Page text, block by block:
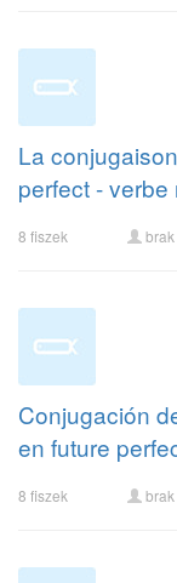
La
perfect - verbe
8 fiszek brak
Conjugación
en future
8 fiszek brak